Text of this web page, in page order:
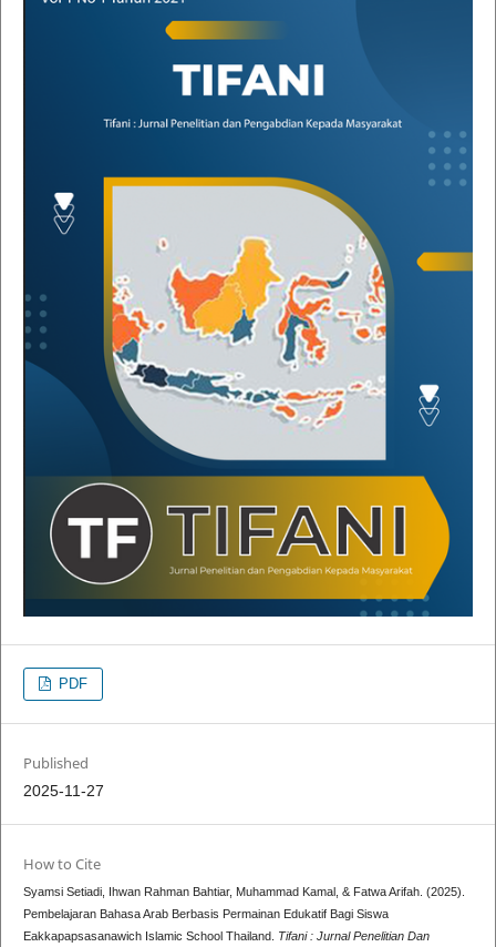
PDF
Published
2025-11-27
How to Cite
Syamsi Setiadi, Ihwan Rahman Bahtiar, Muhammad Kamal, & Fatwa Arifah. (2025).
Pembelajaran Bahasa Arab Berbasis Permainan Edukatif Bagi Siswa
Eakkapapsasanawich Islamic School Thailand. Tifani : Jurnal Penelitian Dan